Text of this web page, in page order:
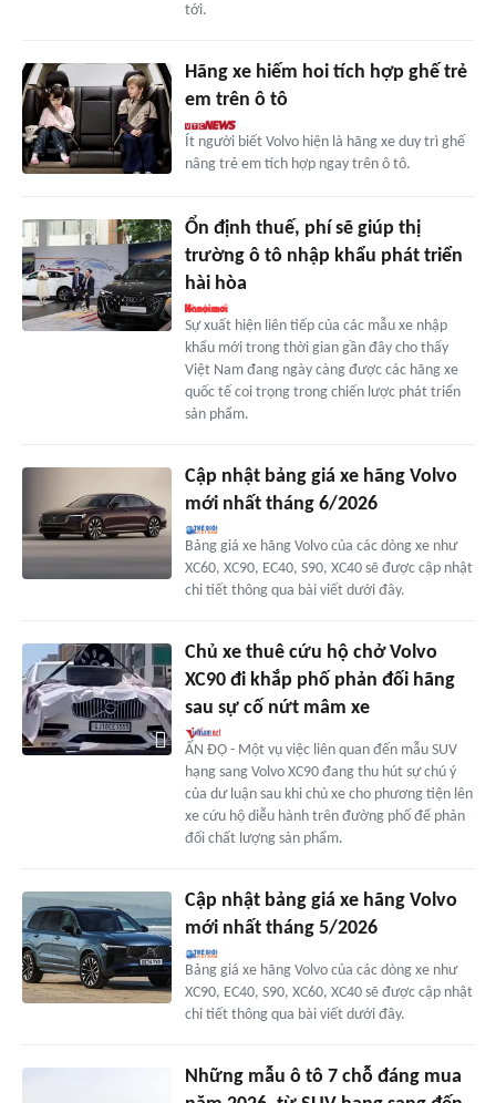
tới.
Hãng xe hiếm hoi tích hợp ghế trẻ
em trên ô tô
Ít người biết Volvo hiện là hãng xe duy trì ghế
nâng trẻ em tích hợp ngay trên ô tô.
Ổn định thuế, phí sẽ giúp thị
trường ô tô nhập khẩu phát triển
hài hòa
Sự xuất hiện liên tiếp của các mẫu xe nhập
khẩu mới trong thời gian gần đây cho thấy
Việt Nam đang ngày càng được các hãng xe
quốc tế coi trọng trong chiến lược phát triển
sản phẩm.
Cập nhật bảng giá xe hãng Volvo
mới nhất tháng 6/2026
Bảng giá xe hãng Volvo của các dòng xe như
XC60, XC90, EC40, S90, XC40 sẽ được cập nhật
chi tiết thông qua bài viết dưới đây.
Chủ xe thuê cứu hộ chở Volvo
XC90 đi khắp phố phản đối hãng
sau sự cố nứt mâm xe
ẤN ĐỘ - Một vụ việc liên quan đến mẫu SUV
hạng sang Volvo XC90 đang thu hút sự chú ý
của dư luận sau khi chủ xe cho phương tiện lên
xe cứu hộ diễu hành trên đường phố để phản
đối chất lượng sản phẩm.
Cập nhật bảng giá xe hãng Volvo
mới nhất tháng 5/2026
Bảng giá xe hãng Volvo của các dòng xe như
XC90, EC40, S90, XC60, XC40 sẽ được cập nhật
chi tiết thông qua bài viết dưới đây.
Những mẫu ô tô 7 chỗ đáng mua